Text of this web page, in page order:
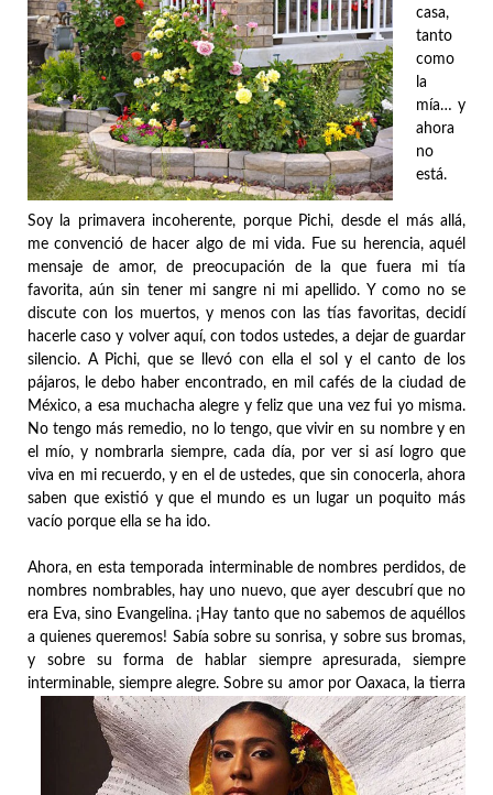
casa,
tanto
como
la
mía… y
ahora
no
está.
Soy la primavera incoherente, porque Pichi, desde el más allá,
me convenció de hacer algo de mi vida. Fue su herencia, aquél
mensaje de amor, de preocupación de la que fuera mi tía
favorita, aún sin tener mi sangre ni mi apellido. Y como no se
discute con los muertos, y menos con las tías favoritas, decidí
hacerle caso y volver aquí, con todos ustedes, a dejar de guardar
silencio. A Pichi, que se llevó con ella el sol y el canto de los
pájaros, le debo haber encontrado, en mil cafés de la ciudad de
México, a esa muchacha alegre y feliz que una vez fui yo misma.
No tengo más remedio, no lo tengo, que vivir en su nombre y en
el mío, y nombrarla siempre, cada día, por ver si así logro que
viva en mi recuerdo, y en el de ustedes, que sin conocerla, ahora
saben que existió y que el mundo es un lugar un poquito más
vacío porque ella se ha ido.
Ahora, en esta temporada interminable de nombres perdidos, de
nombres nombrables, hay uno nuevo, que ayer descubrí que no
era Eva, sino Evangelina. ¡Hay tanto que no sabemos de aquéllos
a quienes queremos! Sabía sobre su sonrisa, y sobre sus bromas,
y sobre su forma de hablar siempre apresurada, siempre
interminable, siempre alegre. Sobre su amor por Oaxaca, la tierra